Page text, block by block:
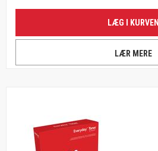
LÆG I KURVEN
LÆR MERE